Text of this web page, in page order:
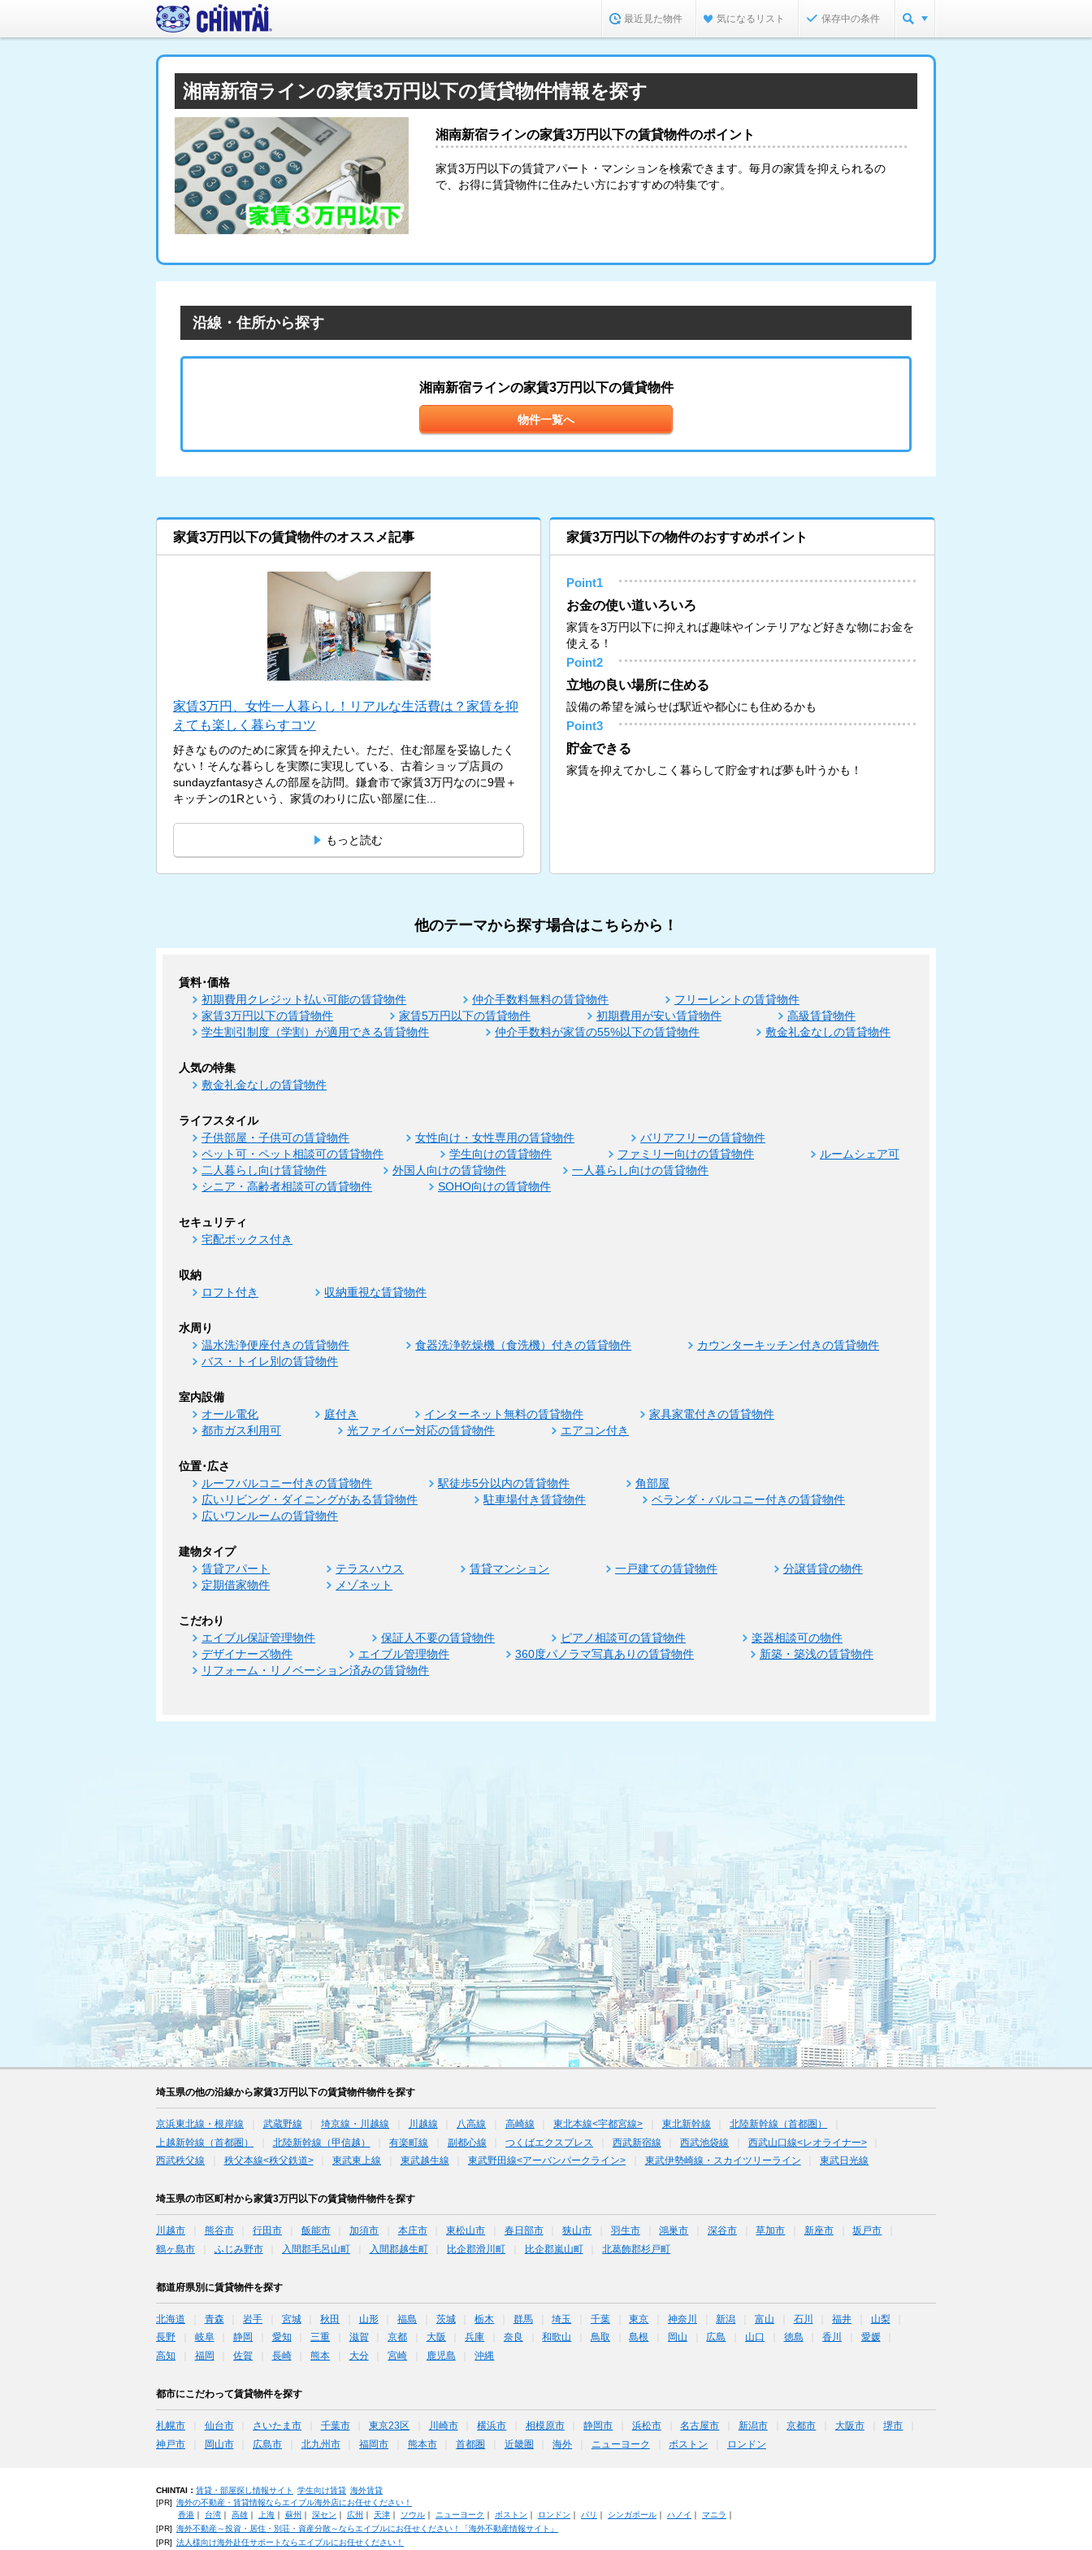
最近見た物件 気になるリスト 保存中の条件
湘南新宿ラインの家賃3万円以下の賃貸物件情報を探す
湘南新宿ラインの家賃3万円以下の賃貸物件のポイント
家賃3万円以下の賃貸アパート・マンションを検索できます。毎月の家賃を抑えられるの
で、お得に賃貸物件に住みたい方におすすめの特集です。
沿線・住所から探す
湘南新宿ラインの家賃3万円以下の賃貸物件
物件一覧へ
家賃3万円以下の賃貸物件のオススメ記事
家賃3万円、女性一人暮らし！リアルな生活費は？家賃を抑
えても楽しく暮らすコツ
好きなもののために家賃を抑えたい。ただ、住む部屋を妥協したく
ない！そんな暮らしを実際に実現している、古着ショップ店員の
sundayzfantasyさんの部屋を訪問。鎌倉市で家賃3万円なのに9畳＋
キッチンの1Rという、家賃のわりに広い部屋に住...
もっと読む
家賃3万円以下の物件のおすすめポイント
Point1
お金の使い道いろいろ
家賃を3万円以下に抑えれば趣味やインテリアなど好きな物にお金を
使える！
Point2
立地の良い場所に住める
設備の希望を減らせば駅近や都心にも住めるかも
Point3
貯金できる
家賃を抑えてかしこく暮らして貯金すれば夢も叶うかも！
他のテーマから探す場合はこちらから！
賃料･価格
初期費用クレジット払い可能の賃貸物件 仲介手数料無料の賃貸物件
フリーレントの賃貸物件
家賃3万円以下の賃貸物件
家賃5万円以下の賃貸物件 初期費用が安い賃貸物件
高級賃貸物件
学生割引制度（学割）が適用できる賃貸物件
仲介手数料が家賃の55%以下の賃貸物件 敷金礼金なしの賃貸物件
人気の特集
敷金礼金なしの賃貸物件
ライフスタイル
子供部屋・子供可の賃貸物件 女性向け・女性専用の賃貸物件
バリアフリーの賃貸物件
ペット可・ペット相談可の賃貸物件
学生向けの賃貸物件 ファミリー向けの賃貸物件
ルームシェア可
二人暮らし向け賃貸物件
外国人向けの賃貸物件
一人暮らし向けの賃貸物件
シニア・高齢者相談可の賃貸物件
SOHO向けの賃貸物件
セキュリティ
宅配ボックス付き
収納
ロフト付き 収納重視な賃貸物件
水周り
温水洗浄便座付きの賃貸物件 食器洗浄乾燥機（食洗機）付きの賃貸物件
カウンターキッチン付きの賃貸物件
バス・トイレ別の賃貸物件
室内設備
オール電化 庭付き インターネット無料の賃貸物件
家具家電付きの賃貸物件
都市ガス利用可
光ファイバー対応の賃貸物件 エアコン付き
位置･広さ
ルーフバルコニー付きの賃貸物件 駅徒歩5分以内の賃貸物件
角部屋
広いリビング・ダイニングがある賃貸物件
駐車場付き賃貸物件
ベランダ・バルコニー付きの賃貸物件
広いワンルームの賃貸物件
建物タイプ
賃貸アパート テラスハウス 賃貸マンション 一戸建ての賃貸物件
分譲賃貸の物件
定期借家物件
メゾネット
こだわり
エイブル保証管理物件 保証人不要の賃貸物件 ピアノ相談可の賃貸物件
楽器相談可の物件
デザイナーズ物件
エイブル管理物件 360度パノラマ写真ありの賃貸物件
新築・築浅の賃貸物件
リフォーム・リノベーション済みの賃貸物件
埼玉県の他の沿線から家賃3万円以下の賃貸物件物件を探す
京浜東北線・根岸線 武蔵野線 埼京線・川越線 川越線 八高線 高崎線 東北本線<宇都宮線> 東北新幹線
北陸新幹線（首都圏）
上越新幹線（首都圏）
北陸新幹線（甲信越） 有楽町線 副都心線 つくばエクスプレス 西武新宿線 西武池袋線
西武山口線<レオライナー>
西武秩父線
秩父本線<秩父鉄道> 東武東上線 東武越生線 東武野田線<アーバンパークライン> 東武伊勢崎線・スカイツリーライン 東武日光線
埼玉県の市区町村から家賃3万円以下の賃貸物件物件を探す
川越市 熊谷市 行田市 飯能市 加須市 本庄市 東松山市 春日部市 狭山市 羽生市 鴻巣市 深谷市 草加市 新座市
坂戸市
鶴ヶ島市
ふじみ野市 入間郡毛呂山町 入間郡越生町 比企郡滑川町 比企郡嵐山町 北葛飾郡杉戸町
都道府県別に賃貸物件を探す
北海道 青森 岩手 宮城 秋田 山形 福島 茨城 栃木 群馬 埼玉 千葉 東京 神奈川 新潟 富山 石川 福井
山梨
長野
岐阜 静岡 愛知 三重 滋賀 京都 大阪 兵庫 奈良 和歌山 鳥取 島根 岡山 広島 山口 徳島 香川
愛媛
高知
福岡 佐賀 長崎 熊本 大分 宮崎 鹿児島 沖縄
都市にこだわって賃貸物件を探す
札幌市 仙台市 さいたま市 千葉市 東京23区 川崎市 横浜市 相模原市 静岡市 浜松市 名古屋市 新潟市 京都市 大阪市
堺市
神戸市
岡山市 広島市 北九州市 福岡市 熊本市 首都圏 近畿圏 海外 ニューヨーク ボストン ロンドン
CHINTAI： 賃貸・部屋探し情報サイト 学生向け賃貸 海外賃貸
[PR] 海外の不動産・賃貸情報ならエイブル海外店にお任せください！
香港｜ 台湾｜ 高雄｜ 上海｜ 蘇州 ｜ 深セン ｜ 広州 ｜ 天津｜ ソウル｜ ニューヨーク ｜ ボストン ｜ ロンドン ｜ パリ ｜ シンガポール｜ ハノイ ｜ マニラ ｜
[PR] 海外不動産～投資・居住・別荘・資産分散～ならエイブルにお任せください！「海外不動産情報サイト」
[PR] 法人様向け海外赴任サポートならエイブルにお任せください！